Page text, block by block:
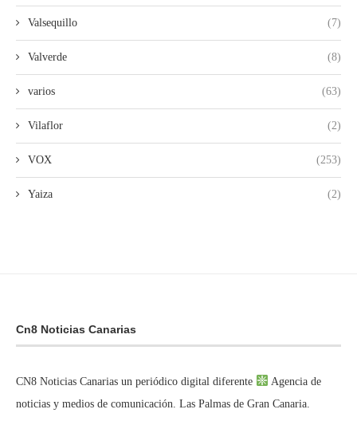
Valsequillo (7)
Valverde (8)
varios (63)
Vilaflor (2)
VOX (253)
Yaiza (2)
Cn8 Noticias Canarias
CN8 Noticias Canarias un periódico digital diferente
Agencia de
noticias y medios de comunicación. Las Palmas de Gran Canaria.